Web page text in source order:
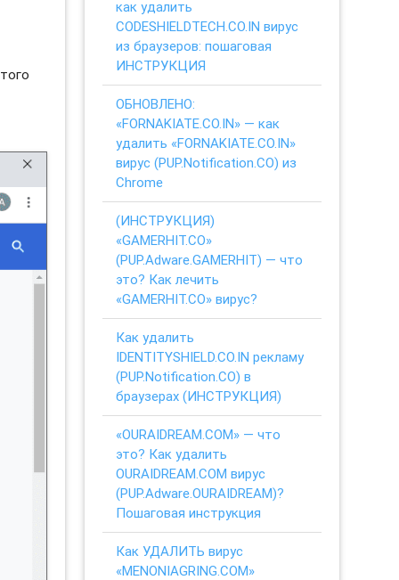
как удалить
CODESHIELDTECH.CO.IN вирус
из браузеров: пошаговая
ИНСТРУКЦИЯ
ОБНОВЛЕНО:
«FORNAKIATE.CO.IN» — как
удалить «FORNAKIATE.CO.IN»
вирус (PUP.Notification.CO) из
Chrome
(ИНСТРУКЦИЯ)
«GAMERHIT.CO»
(PUP.Adware.GAMERHIT) — что
это? Как лечить
«GAMERHIT.CO» вирус?
Как удалить
IDENTITYSHIELD.CO.IN рекламу
(PUP.Notification.CO) в
браузерах (ИНСТРУКЦИЯ)
«OURAIDREAM.COM» — что
это? Как удалить
OURAIDREAM.COM вирус
(PUP.Adware.OURAIDREAM)?
Пошаговая инструкция
Как УДАЛИТЬ вирус
«MENONIAGRING.COM»